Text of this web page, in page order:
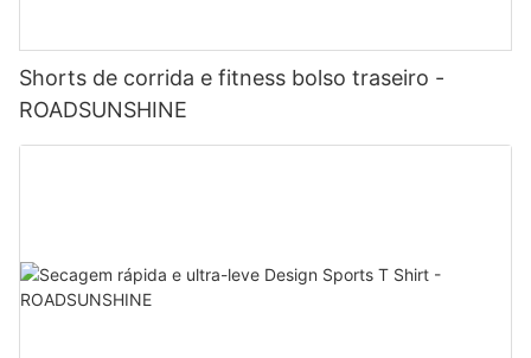
Shorts de corrida e fitness bolso traseiro -
ROADSUNSHINE